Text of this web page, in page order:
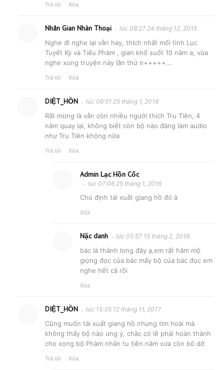
Trả lời Xóa
Nhân Gian Nhàn Thoại lúc 08:27 24 tháng 12, 2015
Nghe đi nghe lại vẫn hay, thích nhất mối tình Lục
Tuyết Kỳ và Tiểu Phàm , gian khổ suốt 10 năm a, vừa
nghe xong truyện này lần thứ n+++++...
Trả lời Xóa
DIỆT_HỒN lúc 06:51 25 tháng 1, 2016
Rất mừng là vẫn còn nhiều người thích Tru Tiên, 4
năm quay lại, không biết còn bộ nào đáng làm audio
như Tru Tiên không nữa
Trả lời Xóa
Admin Lạc Hồn Cốc
lúc 07:06 25 tháng 1, 2016
Chú định tái xuất giang hồ đó à
Xóa
Nặc danh lúc 05:57 15 tháng 2, 2016
bác là thành long đây ạ,em rất hâm mộ
giọng đọc của bác mấy bộ của bác đọc em
nghe hết cả rồi
Xóa
DIỆT_HỒN lúc 15:35 12 tháng 11, 2017
Cũng muốn tái xuất giang hồ nhưng tìm hoài mà
không thấy bộ nào ưng ý, chắc có lẽ phải hoàn thành
cho xong bộ Phàm nhân tu tiên năm xưa còn bỏ dỡ
Trả lời Xóa